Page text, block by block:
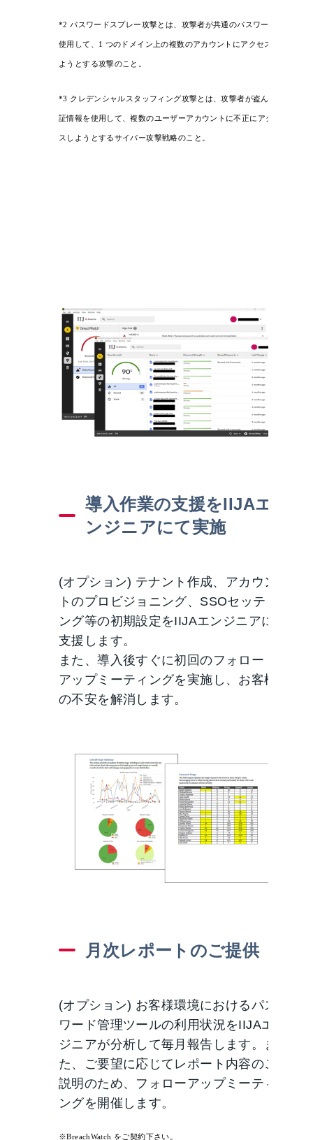
*2 パスワードスプレー攻撃とは、攻撃者が共通のパスワードを
使用して、 1 つのドメイン上の複数のアカウントにアクセスし
ようとする攻撃のこと。
*3 クレデンシャルスタッフィング攻撃とは、攻撃者が盗んだ認
証情報を使用して、複数のユーザーアカウントに不正にアクセ
スしようとするサイバー攻撃戦略のこと。
導入作業の支援をIIJAエ
ンジニアにて実施
(オプション) テナント作成、アカウン
トのプロビジョニング、SSOセッティ
ング等の初期設定をIIJAエンジニアにて
支援します。
また、導入後すぐに初回のフォロー
アップミーティングを実施し、お客様
の不安を解消します。
月次レポートのご提供
(オプション) お客様環境におけるパス
ワード管理ツールの利用状況をIIJAエン
ジニアが分析して毎月報告します。ま
た、ご要望に応じてレポート内容のご
説明のため、フォローアップミーティ
ングを開催します。
※BreachWatch をご契約下さい。